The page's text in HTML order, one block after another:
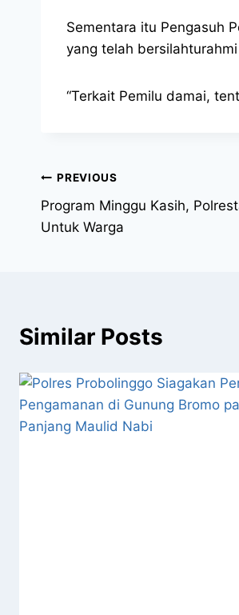
Sementara itu Pengasuh
yang telah
“Terkait Pemilu damai,
PREVIOUS
Program Minggu Kasih,
Untuk Warga
Similar Posts